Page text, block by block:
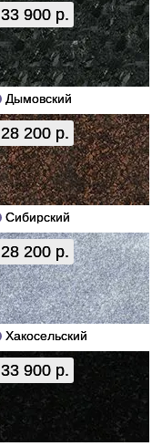
33 900 р.
Дымовский
28 200 р.
Сибирский
28 200 р.
Хакосельский
33 900 р.